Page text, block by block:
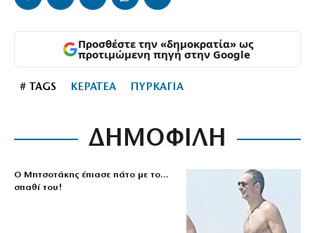
Προσθέστε την «δημοκρατία» ως
προτιμώμενη πηγή στην Google
# TAGS ΚΕΡΑΤΕΑ ΠΥΡΚΑΓΙΑ
ΔΗΜΟΦΙΛΗ
Ο Μητσοτάκης έπιασε πάτο με το…
σπαθί του!